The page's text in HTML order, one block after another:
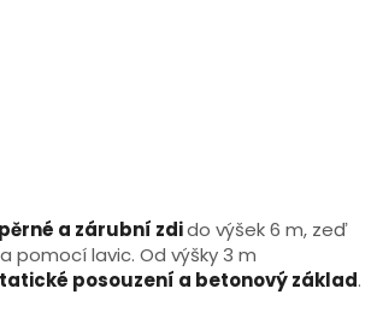
a zárubní zdido výšek 6 m, zeď
pomocí lavic. Od výšky 3 m
posouzení a betonový základ.